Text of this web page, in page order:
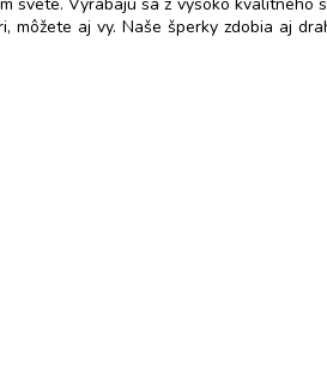
aj vy. Naše šperky zdobia aj